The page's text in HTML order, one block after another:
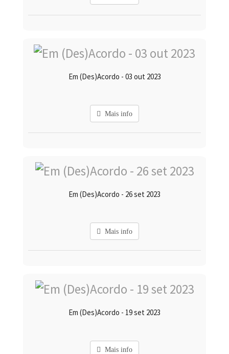
Em (Des)Acordo - 03 out 2023
Mais info
Em (Des)Acordo - 26 set 2023
Mais info
Em (Des)Acordo - 19 set 2023
Mais info